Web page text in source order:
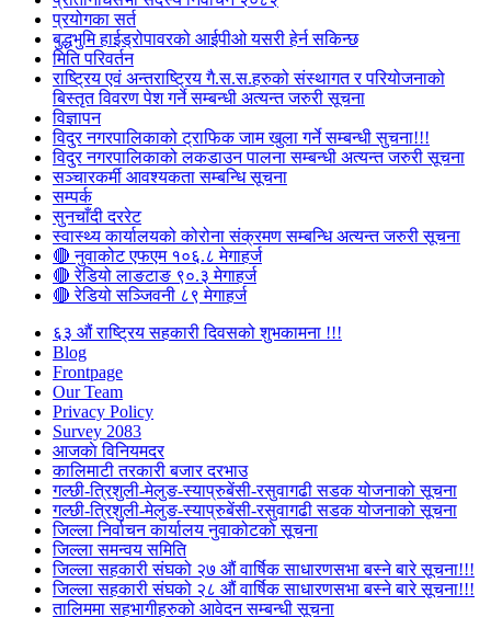
प्रयोगका सर्त
बुद्धभुमि हाईड्रोपावरको आईपीओ यसरी हेर्न सकिन्छ
मिति परिवर्तन
राष्ट्रिय एवं अन्तराष्ट्रिय गै.स.स.हरुको संस्थागत र परियोजनाको
बिस्तृत विवरण पेश गर्ने सम्बन्धी अत्यन्त जरुरी सूचना
विज्ञापन
विदुर नगरपालिकाको ट्राफिक जाम खुला गर्ने सम्बन्धी सुचना!!!
विदुर नगरपालिकाको लकडाउन पालना सम्बन्धी अत्यन्त जरुरी सूचना
सञ्चारकर्मी आवश्यकता सम्बन्धि सूचना
सम्पर्क
सुनचाँदी दररेट
स्वास्थ्य कार्यालयको कोरोना संक्रमण सम्बन्धि अत्यन्त जरुरी सूचना
🔴 नुवाकोट एफएम १०६.८ मेगाहर्ज
🔴 रेडियो लाङटाङ ९०.३ मेगाहर्ज
🔴 रेडियो सञ्जिवनी ८९ मेगाहर्ज
६३ औं राष्ट्रिय सहकारी दिवसको शुभकामना !!!
Blog
Frontpage
Our Team
Privacy Policy
Survey 2083
आजकाे विनियमदर
कालिमाटी तरकारी बजार दरभाउ
गल्छी-त्रिशुली-मेलुङ-स्याप्रुबेंसी-रसुवागढी सडक योजनाको सूचना
गल्छी-त्रिशुली-मेलुङ-स्याप्रुबेंसी-रसुवागढी सडक योजनाको सूचना
जिल्ला निर्वाचन कार्यालय नुवाकोटको सूचना
जिल्ला समन्वय समिति
जिल्ला सहकारी संघको २७ औं वार्षिक साधारणसभा बस्ने बारे सूचना!!!
जिल्ला सहकारी संघको २८ औं वार्षिक साधारणसभा बस्ने बारे सूचना!!!
तालिममा सहभागीहरुको आवेदन सम्बन्धी सूचना